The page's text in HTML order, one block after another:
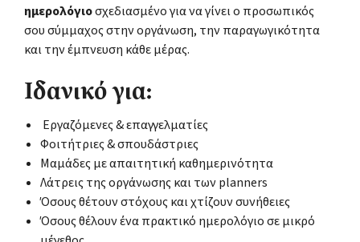
ημερολόγιοσχεδιασμένο για να γίνει ο προσωπικός
σου σύμμαχος στην οργάνωση, την παραγωγικότητα
και την έμπνευση κάθε μέρας.
Ιδανικό για:
Εργαζόμενες & επαγγελματίες
Φοιτήτριες & σπουδάστριες
Μαμάδες με απαιτητική καθημερινότητα
Λάτρεις της οργάνωσης και των planners
Όσους θέτουν στόχους και χτίζουν συνήθειες
Όσους θέλουν ένα πρακτικό ημερολόγιο σε μικρό